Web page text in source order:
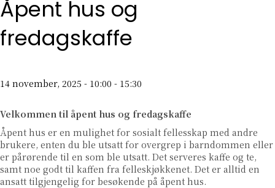
Åpent hus og
fredagskaffe
14 november, 2025 - 10:00 - 15:30
Velkommen til åpent hus og fredagskaffe
Åpent hus er en mulighet for sosialt fellesskap med andre
brukere, enten du ble utsatt for overgrep i barndommen eller
er pårørende til en som ble utsatt. Det serveres kaffe og te,
samt noe godt til kaffen fra felleskjøkkenet. Det er alltid en
ansatt tilgjengelig for besøkende på åpent hus.